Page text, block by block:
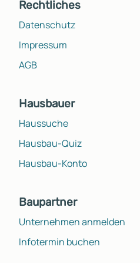
Rechtliches
Datenschutz
Impressum
AGB
Hausbauer
Haussuche
Hausbau-Quiz
Hausbau-Konto
Baupartner
Unternehmen anmelden
Infotermin buchen